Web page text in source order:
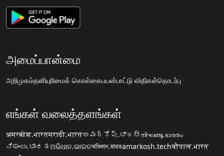
அமைப்பான்மை
அறிமுகம்தனியுரிமைக் கொள்கைபயன்பாட்டு விதிகள்தொடர்பு
எங்கள் வலைத்தளங்கள்
अमरकोश.भारतमराठी.भारतఅమర్కోష్.భారత్നിഘണ്ടു.ഭാരതം
ನಿಘಂಟು.ಭಾರತଅଭିଧାନ.ଭାରତঅভিধান.ভারতamarkosh.techचौपाल.भारत